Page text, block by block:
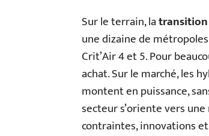
Sur le terrain, la
une dizaine de
Crit’Air 4 et 5. Pour
achat. Sur le marché, les
montent en puissance,
secteur s’oriente vers
contraintes, innovations